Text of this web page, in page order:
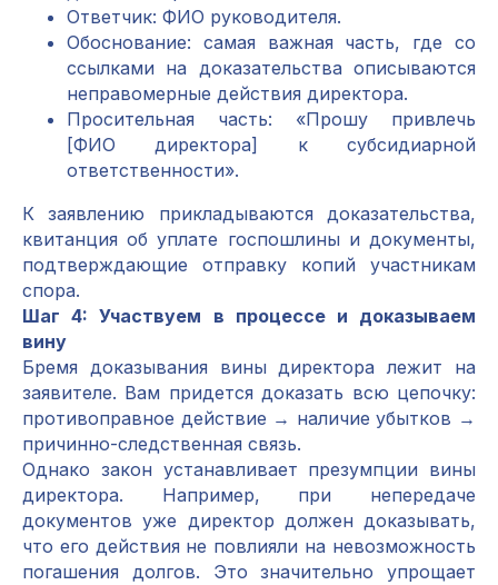
Ответчик: ФИО руководителя.
Обоснование: самая важная часть, где со
ссылками на доказательства описываются
неправомерные действия директора.
Просительная часть: «Прошу привлечь
[ФИО директора] к субсидиарной
ответственности».
К заявлению прикладываются доказательства,
квитанция об уплате госпошлины и документы,
подтверждающие отправку копий участникам
спора.
Шаг 4: Участвуем в процессе и доказываем
вину
Бремя доказывания вины директора лежит на
заявителе. Вам придется доказать всю цепочку:
противоправное действие → наличие убытков →
причинно-следственная связь.
Однако закон устанавливает презумпции вины
директора. Например, при непередаче
документов уже директор должен доказывать,
что его действия не повлияли на невозможность
погашения долгов. Это значительно упрощает